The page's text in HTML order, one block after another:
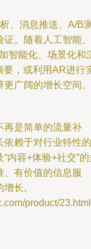
、消息推送、A/B
证。随着人工智能、
智能化、场景化和
要，或利用AR进行
更广阔的增长空间。
再是简单的流量补
依赖于对行业特性的
内容+体验+社交”
有价值的信息服
长。
product/23.html